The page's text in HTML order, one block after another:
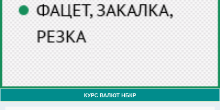
КУРС ВАЛЮТ НБКР